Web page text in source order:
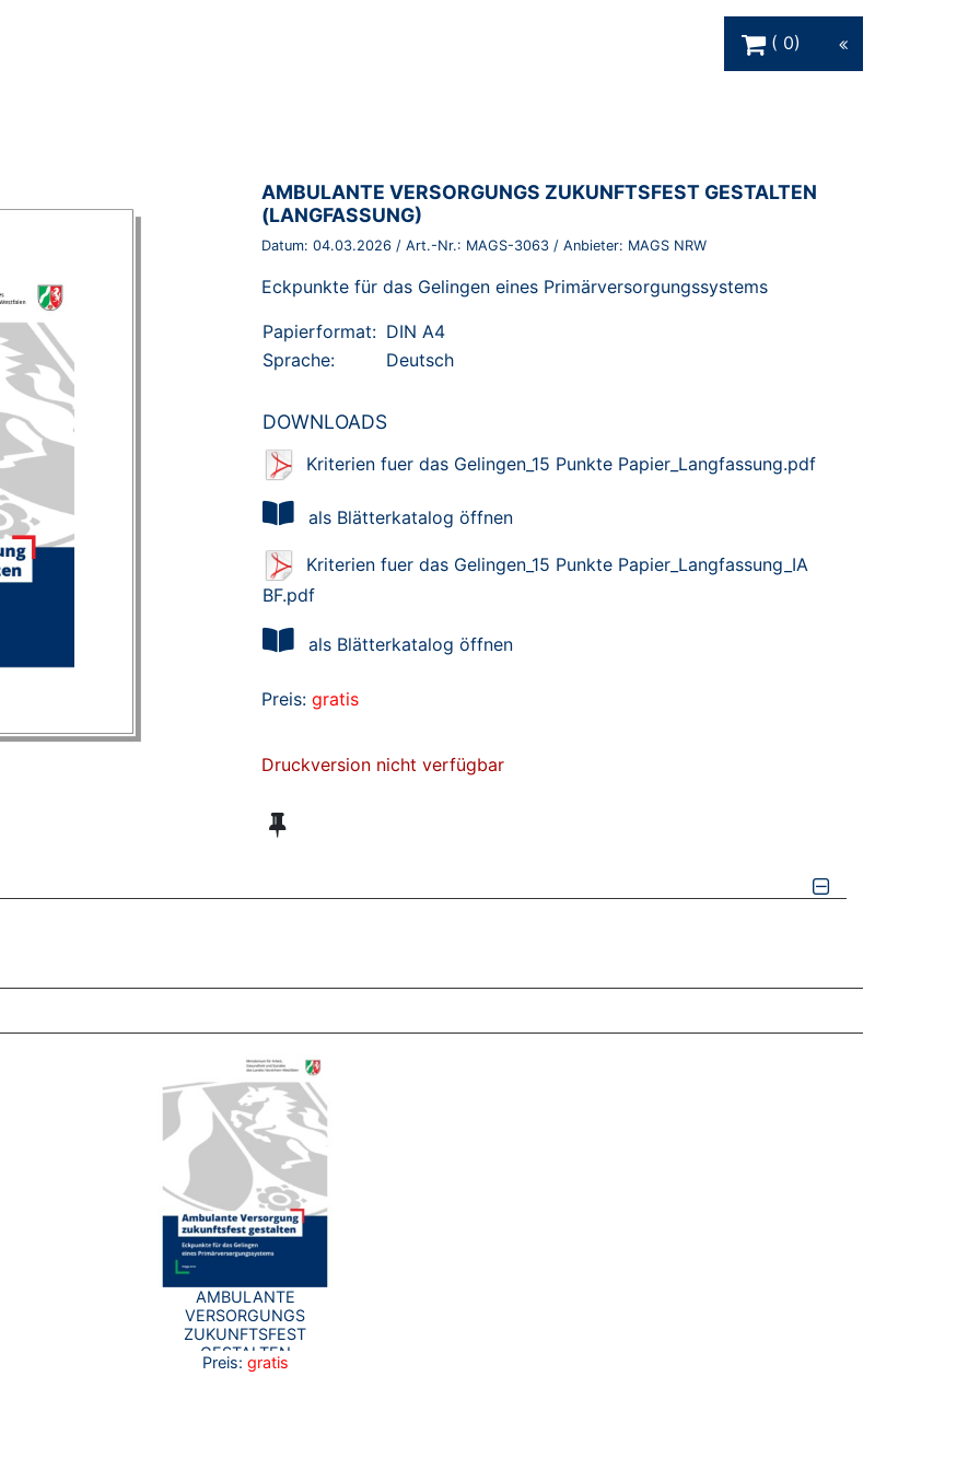
0
BROSCHÜRE:
AMBULANTE VERSORGUNGS ZUKUNFTSFEST GESTALTEN
(LANGFASSUNG)
Datum: 04.03.2026 / Art.-Nr.: MAGS-3063 / Anbieter: MAGS NRW
Eckpunkte für das Gelingen eines Primärversorgungssystems
Papierformat: DIN A4
Sprache:
Deutsch
DOWNLOADS
Kriterien fuer das Gelingen_15 Punkte Papier_Langfassung.pdf
als Blätterkatalog öffnen
Kriterien fuer das Gelingen_15 Punkte Papier_Langfassung_IA
BF.pdf
als Blätterkatalog öffnen
Preis: gratis
Druckversion nicht verfügbar
ANGESEHENE BROSCHÜREN
AMBULANTE
VERSORGUNGS
ZUKUNFTSFEST
GESTALTEN
(LANGFASSUNG)
Preis: gratis